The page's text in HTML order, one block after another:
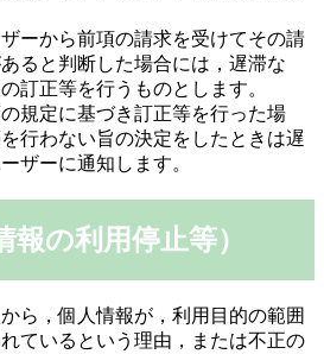
ーから前項の請求を受けてその請
ると判断した場合には，遅滞な
訂正等を行うものとします。
規定に基づき訂正等を行った場
行わない旨の決定をしたときは遅
ザーに通知します。
報の利用停止等）
ら，個人情報が，利用目的の範囲
ているという理由，または不正の